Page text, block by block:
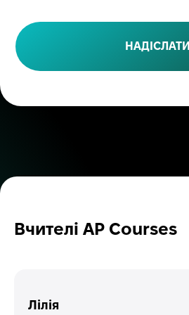
НАДІСЛАТИ
Вчителі AP Courses
Лілія